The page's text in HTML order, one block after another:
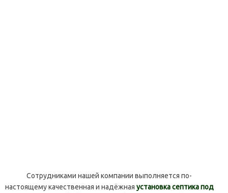
Сотрудниками нашей компании выполняется по-
настоящему качественная и надёжная установка септика под